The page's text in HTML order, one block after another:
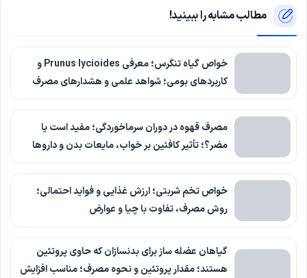
مطالب مشابه را ببینید!
خواص گیاه تنگرس؛ معرفی Prunus lycioides و
کاربردهای بومی؛ شواهد علمی و هشدارهای مصرف
مصرف قهوه در دوران سرماخوردگی؛ مفید است یا
مضر؟؛ تأثیر کافئین بر خواب، مایعات بدن و داروها
خواص تخم شربتی؛ ارزش غذایی و فواید احتمالی؛
روش مصرف، تفاوت با چیا و عوارض
گیاهان عضله ساز برای بدنسازان که حاوی پروتئین
هستند؛ مقدار پروتئین و نحوه مصرف؛ مناسب افزایش